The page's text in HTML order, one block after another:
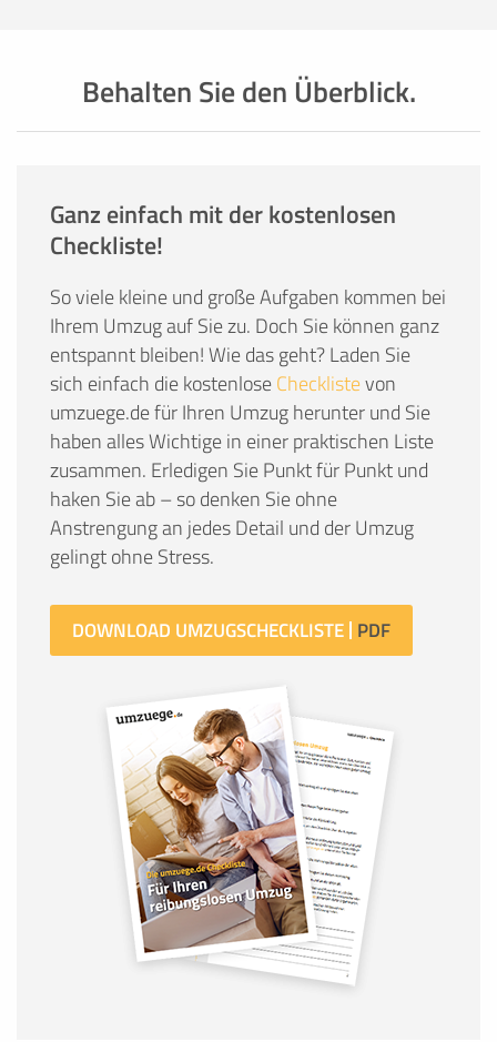
Behalten Sie den Überblick.
Ganz einfach mit der kostenlosen
Checkliste!
So viele kleine und große Aufgaben kommen bei
Ihrem Umzug auf Sie zu. Doch Sie können ganz
entspannt bleiben! Wie das geht? Laden Sie
sich einfach die kostenloseChecklistevon
umzuege.de für Ihren Umzug herunter und Sie
haben alles Wichtige in einer praktischen Liste
zusammen. Erledigen Sie Punkt für Punkt und
haken Sie ab – so denken Sie ohne
Anstrengung an jedes Detail und der Umzug
gelingt ohne Stress.
DOWNLOAD UMZUGSCHECKLISTE